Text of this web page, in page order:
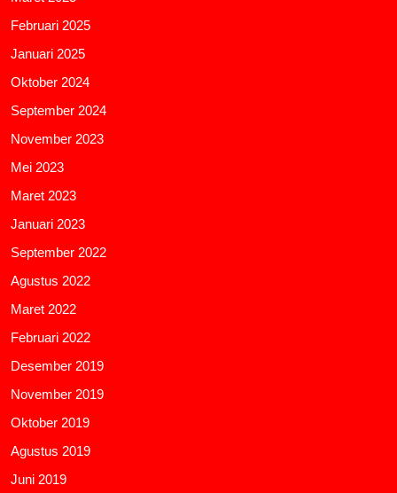
Februari 2025
Januari 2025
Oktober 2024
September 2024
November 2023
Mei 2023
Maret 2023
Januari 2023
September 2022
Agustus 2022
Maret 2022
Februari 2022
Desember 2019
November 2019
Oktober 2019
Agustus 2019
Juni 2019